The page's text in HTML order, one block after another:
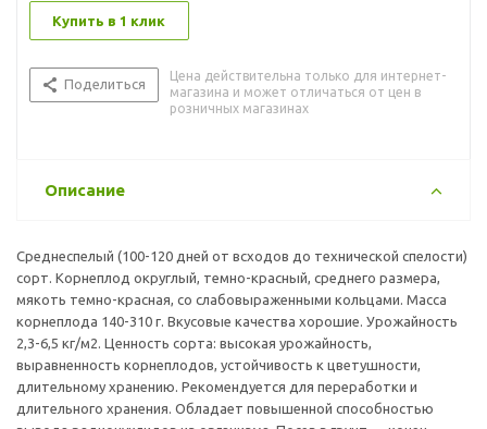
Купить в 1 клик
Поделиться
Цена действительна только для интернет-
магазина и может отличаться от цен в
розничных магазинах
Описание
Среднеспелый (100-120 дней от всходов до технической спелости)
сорт. Корнеплод округлый, темно-красный, среднего размера,
мякоть темно-красная, со слабовыраженными кольцами. Масса
корнеплода 140-310 г. Вкусовые качества хорошие. Урожайность
2,3-6,5 кг/м2. Ценность сорта: высокая урожайность,
выравненность корнеплодов, устойчивость к цветушности,
длительному хранению. Рекомендуется для переработки и
длительного хранения. Обладает повышенной способностью